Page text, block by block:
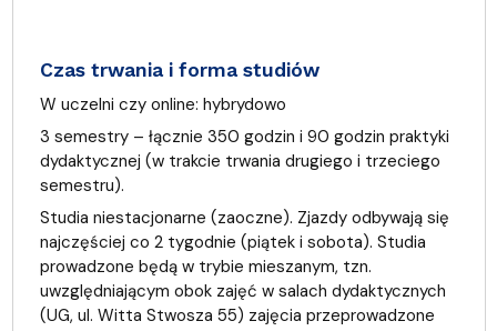
Czas trwania i forma studiów
W uczelni czy online: hybrydowo
3 semestry – łącznie 350 godzin i 90 godzin praktyki
dydaktycznej (w trakcie trwania drugiego i trzeciego
semestru).
Studia niestacjonarne (zaoczne). Zjazdy odbywają się
najczęściej co 2 tygodnie (piątek i sobota). Studia
prowadzone będą w trybie mieszanym, tzn.
uwzględniającym obok zajęć w salach dydaktycznych
(UG, ul. Witta Stwosza 55) zajęcia przeprowadzone